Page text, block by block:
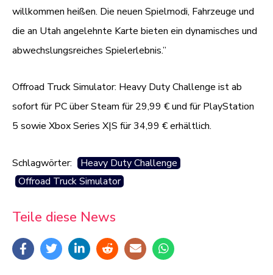
willkommen heißen. Die neuen Spielmodi, Fahrzeuge und
die an Utah angelehnte Karte bieten ein dynamisches und
abwechslungsreiches Spielerlebnis.”
Offroad Truck Simulator: Heavy Duty Challenge ist ab
sofort für PC über Steam für 29,99 € und für PlayStation
5 sowie Xbox Series X|S für 34,99 € erhältlich.
Schlagwörter:
Heavy Duty Challenge
Offroad Truck Simulator
Teile diese News